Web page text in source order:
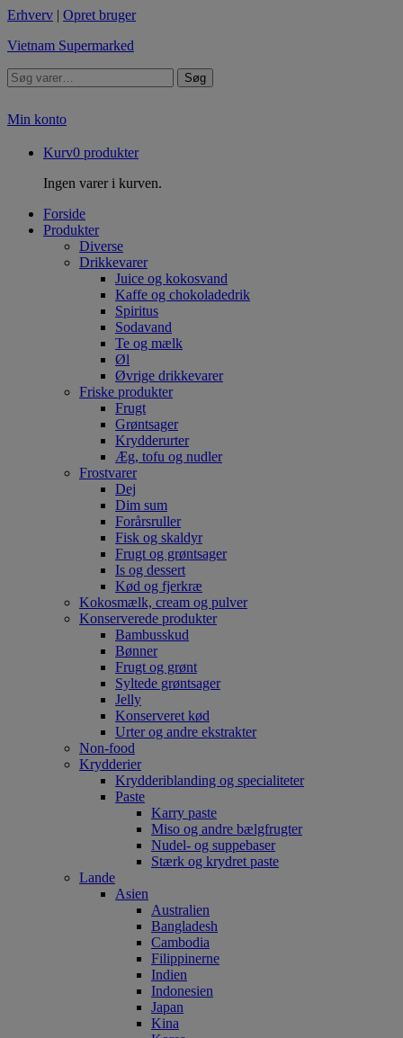
Erhverv | Opret bruger
Vietnam Supermarked
Søg
Min konto
Kurv0 produkter
Ingen varer i kurven.
Forside
Produkter
Diverse
Drikkevarer
Juice og kokosvand
Kaffe og chokoladedrik
Spiritus
Sodavand
Te og mælk
Øl
Øvrige drikkevarer
Friske produkter
Frugt
Grøntsager
Krydderurter
Æg, tofu og nudler
Frostvarer
Dej
Dim sum
Forårsruller
Fisk og skaldyr
Frugt og grøntsager
Is og dessert
Kød og fjerkræ
Kokosmælk, cream og pulver
Konserverede produkter
Bambusskud
Bønner
Frugt og grønt
Syltede grøntsager
Jelly
Konserveret kød
Urter og andre ekstrakter
Non-food
Krydderier
Krydderiblanding og specialiteter
Paste
Karry paste
Miso og andre bælgfrugter
Nudel- og suppebaser
Stærk og krydret paste
Lande
Asien
Australien
Bangladesh
Cambodia
Filippinerne
Indien
Indonesien
Japan
Kina